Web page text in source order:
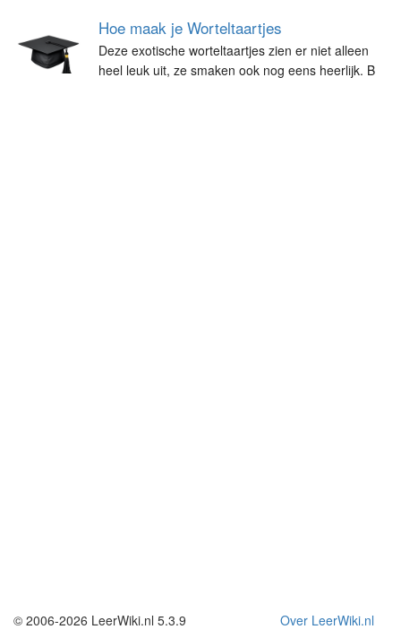
Hoe maak je Worteltaartjes
Deze exotische worteltaartjes zien er niet alleen
heel leuk uit, ze smaken ook nog eens heerlijk. B
Over LeerWiki.nl
© 2006-2026 LeerWiki.nl 5.3.9